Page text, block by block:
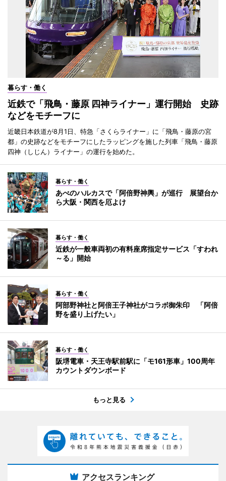
暮らす・働く
近鉄で「飛鳥・藤原 四神ライナー」運行開始 史跡
などをモチーフに
近畿日本鉄道が8月1日、特急「さくらライナー」に「飛鳥・藤原の宮
都」の史跡などをモチーフにしたラッピングを施した列車「飛鳥・藤原
四神（しじん）ライナー」の運行を始めた。
暮らす・働く
あべのハルカスで「阿倍野神輿」が巡行 展望台か
ら大阪・関西を厄よけ
暮らす・働く
近鉄が一般車両初の有料座席指定サービス「すわれ
～る」開始
暮らす・働く
阿部野神社と阿倍王子神社がコラボ御朱印 「阿倍
野を盛り上げたい」
暮らす・働く
阪堺電車・天王寺駅前駅に「モ161形車」100周年
カウントダウンボード
もっと見る
アクセスランキング